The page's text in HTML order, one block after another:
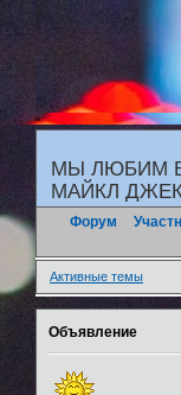
"
МЫ ЛЮБИМ
МАЙКЛ
Форум
Активные темы
Объявление